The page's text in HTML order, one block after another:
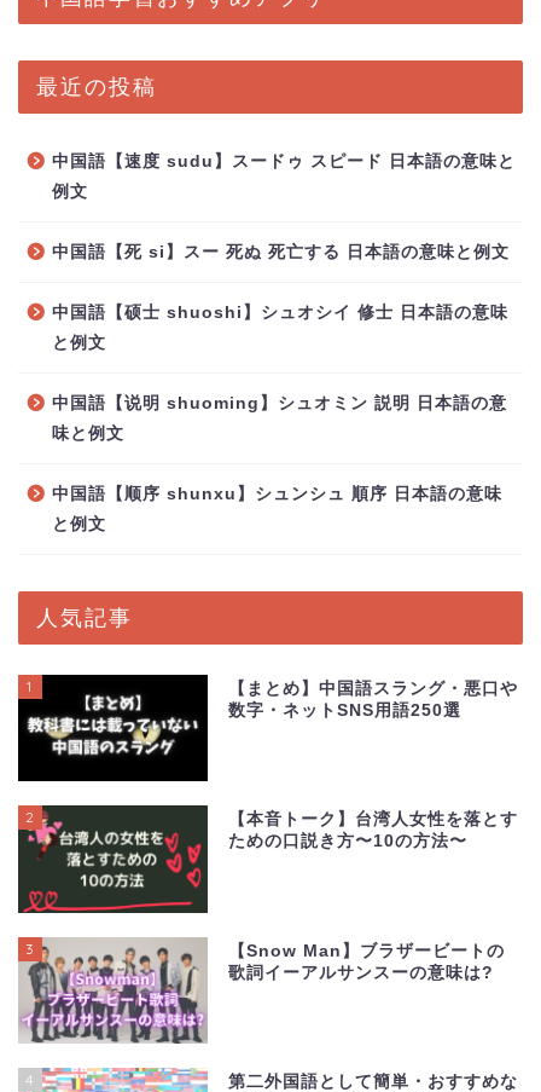
最近の投稿
中国語【速度 sudu】スードゥ スピード 日本語の意味と
例文
中国語【死 si】スー 死ぬ 死亡する 日本語の意味と例文
中国語【硕士 shuoshi】シュオシイ 修士 日本語の意味
と例文
中国語【说明 shuoming】シュオミン 説明 日本語の意
味と例文
中国語【顺序 shunxu】シュンシュ 順序 日本語の意味
と例文
人気記事
1
【まとめ】中国語スラング・悪口や
数字・ネットSNS用語250選
2
【本音トーク】台湾人女性を落とす
ための口説き方〜10の方法〜
3
【Snow Man】ブラザービートの
歌詞イーアルサンスーの意味は?
4
第二外国語として簡単・おすすめな